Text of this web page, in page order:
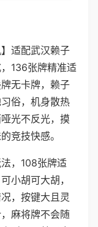
适配武汉赖子
136张牌精准适
无卡牌，赖子
俗，机身散热
光不反光，摸
竞技快感。
，108张牌适
小胡可大胡，
，按键大且灵
麻将牌不会随